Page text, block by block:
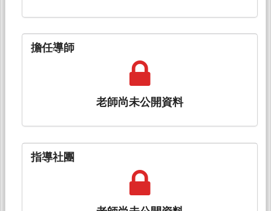
擔任導師
老師尚未公開資料
指導社團